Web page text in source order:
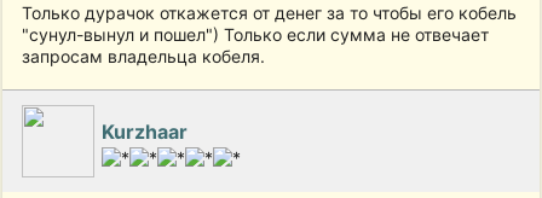
Только дурачок откажется от денег за то чтобы его кобель
"сунул-вынул и пошел") Только если сумма не отвечает
запросам владельца кобеля.
Kurzhaar